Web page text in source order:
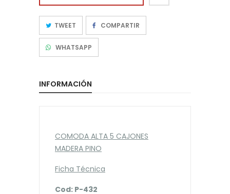
TWEET COMPARTIR
WHATSAPP
INFORMACIÓN
COMODA ALTA 5 CAJONES
MADERA PINO
Ficha Técnica
Cod: P-432